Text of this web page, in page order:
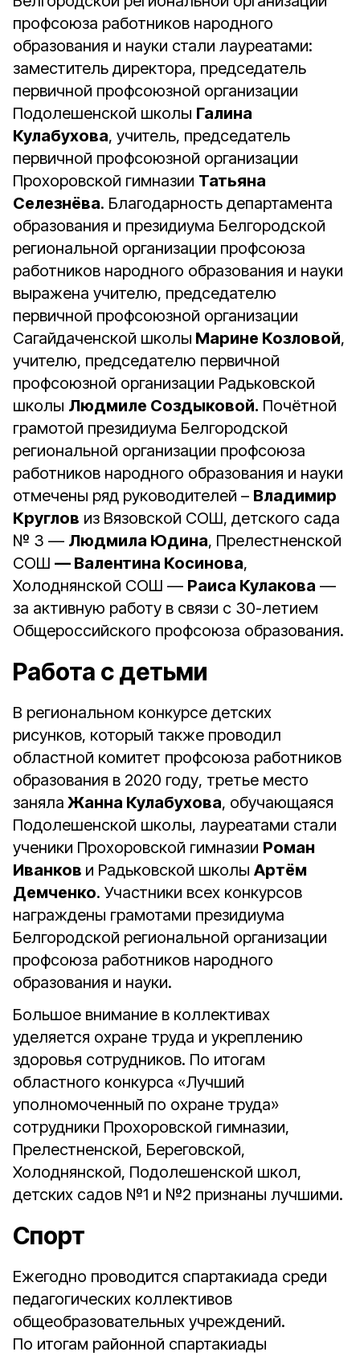
профсоюза работников народного
образования и науки стали лауреатами:
заместитель директора, председатель
первичной профсоюзной организации
Подолешенской школы Галина
Кулабухова, учитель, председатель
первичной профсоюзной организации
Прохоровской гимназии Татьяна
Селезнёва. Благодарность департамента
образования и президиума Белгородской
региональной организации профсоюза
работников народного образования и науки
выражена учителю, председателю
первичной профсоюзной организации
Сагайдаченской школы Марине Козловой,
учителю, председателю первичной
профсоюзной организации Радьковской
школы Людмиле Создыковой. Почётной
грамотой президиума Белгородской
региональной организации профсоюза
работников народного образования и науки
отмечены ряд руководителей – Владимир
Круглов из Вязовской СОШ, детского сада
№ 3 — Людмила Юдина, Прелестненской
СОШ — Валентина Косинова,
Холоднянской СОШ — Раиса Кулакова —
за активную работу в связи с 30-летием
Общероссийского профсоюза образования.
Работа с детьми
В региональном конкурсе детских
рисунков, который также проводил
областной комитет профсоюза работников
образования в 2020 году, третье место
заняла Жанна Кулабухова, обучающаяся
Подолешенской школы, лауреатами стали
ученики Прохоровской гимназии Роман
Иванков и Радьковской школы Артём
Демченко. Участники всех конкурсов
награждены грамотами президиума
Белгородской региональной организации
профсоюза работников народного
образования и науки.
Большое внимание в коллективах
уделяется охране труда и укреплению
здоровья сотрудников. По итогам
областного конкурса «Лучший
уполномоченный по охране труда»
сотрудники Прохоровской гимназии,
Прелестненской, Береговской,
Холоднянской, Подолешенской школ,
детских садов №1 и №2 признаны лучшими.
Спорт
Ежегодно проводится спартакиада среди
педагогических коллективов
общеобразовательных учреждений.
По итогам районной спартакиады